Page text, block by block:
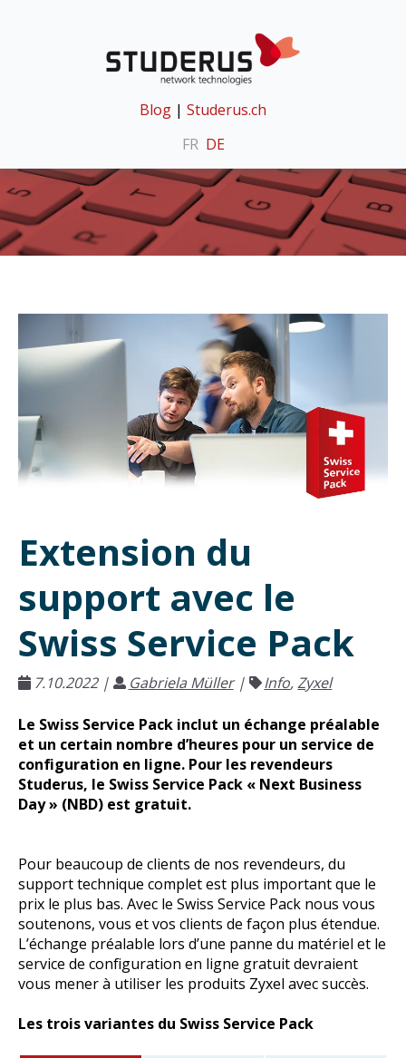
Blog | Studerus.ch
FR DE
Extension du
support avec le
Swiss Service Pack
7.10.2022 | Gabriela Müller | Info,Zyxel
Le Swiss Service Pack inclut un échange préalable
et un certain nombre d’heures pour un service de
configuration en ligne. Pour les revendeurs
Studerus, le Swiss Service Pack « Next Business
Day » (NBD) est gratuit.
Pour beaucoup de clients de nos revendeurs, du
support technique complet est plus important que le
prix le plus bas. Avec le Swiss Service Pack nous vous
soutenons, vous et vos clients de façon plus étendue.
L’échange préalable lors d’une panne du matériel et le
service de configuration en ligne gratuit devraient
vous mener à utiliser les produits Zyxel avec succès.
Les trois variantes du Swiss Service Pack